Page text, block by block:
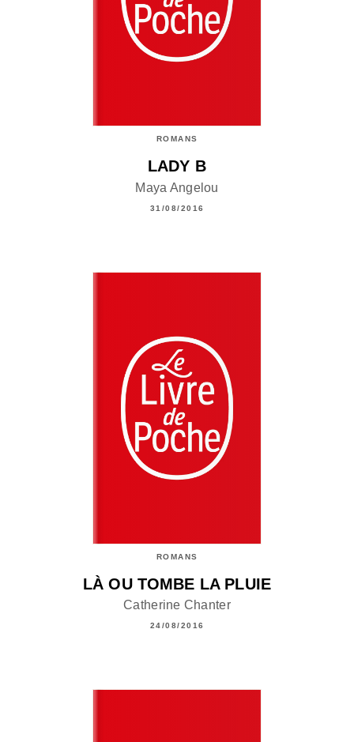
ROMANS
LADY B
Maya Angelou
31/08/2016
ROMANS
LÀ OU TOMBE LA PLUIE
Catherine Chanter
24/08/2016